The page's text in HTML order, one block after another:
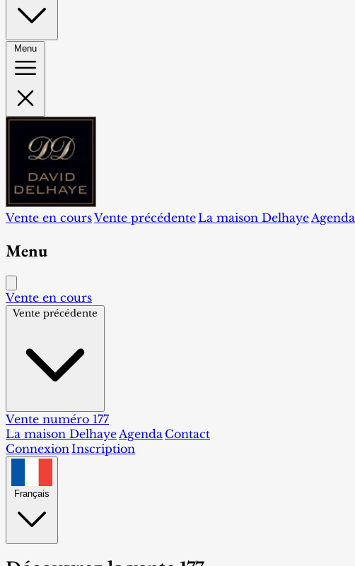
Menu
Vente en coursVente précédente La maison Delhaye Agenda
Menu
Vente en cours
Vente précédente
Vente numéro 177
La maison DelhayeAgenda Contact
ConnexionInscription
Français